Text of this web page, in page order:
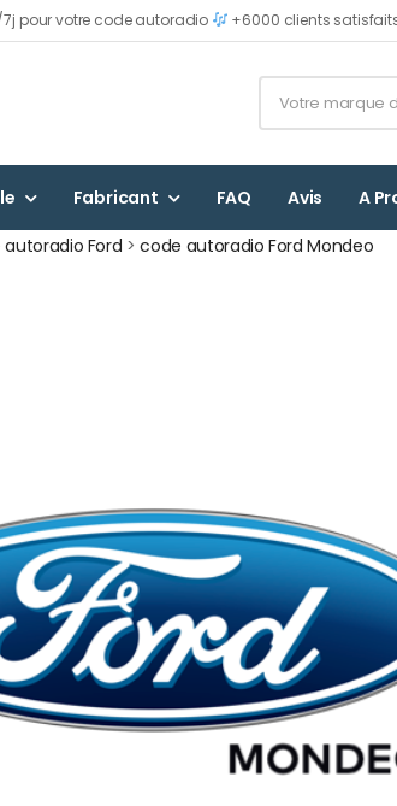
pour votre code autoradio +6000 clients
Fabricant FAQ Avis A
Ford >code autoradio Ford Mondeo